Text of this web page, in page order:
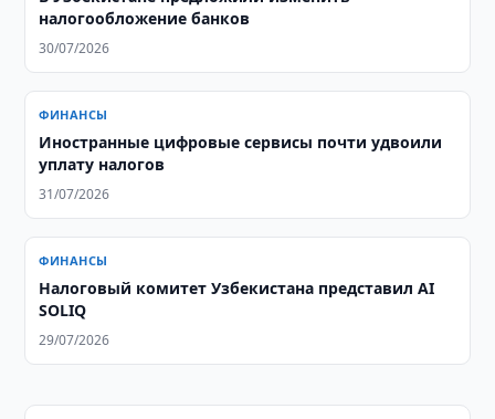
налогообложение банков
30/07/2026
ФИНАНСЫ
Иностранные цифровые сервисы почти удвоили
уплату налогов
31/07/2026
ФИНАНСЫ
Налоговый комитет Узбекистана представил AI
SOLIQ
29/07/2026